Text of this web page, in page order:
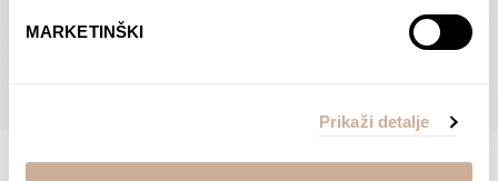
MARKETINŠKI
Prikaži detalje
do
138,00 €
POGLEDAJTE SVE PROIZVODE U OVOJ KATEGORIJI